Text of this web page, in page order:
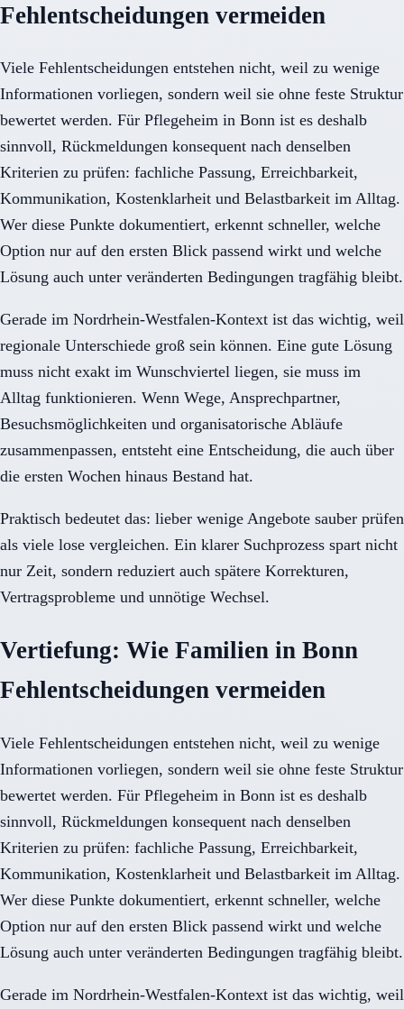
Fehlentscheidungen vermeiden
Viele Fehlentscheidungen entstehen nicht, weil zu wenige
Informationen vorliegen, sondern weil sie ohne feste Struktur
bewertet werden. Für Pflegeheim in Bonn ist es deshalb
sinnvoll, Rückmeldungen konsequent nach denselben
Kriterien zu prüfen: fachliche Passung, Erreichbarkeit,
Kommunikation, Kostenklarheit und Belastbarkeit im Alltag.
Wer diese Punkte dokumentiert, erkennt schneller, welche
Option nur auf den ersten Blick passend wirkt und welche
Lösung auch unter veränderten Bedingungen tragfähig bleibt.
Gerade im Nordrhein-Westfalen-Kontext ist das wichtig, weil
regionale Unterschiede groß sein können. Eine gute Lösung
muss nicht exakt im Wunschviertel liegen, sie muss im
Alltag funktionieren. Wenn Wege, Ansprechpartner,
Besuchsmöglichkeiten und organisatorische Abläufe
zusammenpassen, entsteht eine Entscheidung, die auch über
die ersten Wochen hinaus Bestand hat.
Praktisch bedeutet das: lieber wenige Angebote sauber prüfen
als viele lose vergleichen. Ein klarer Suchprozess spart nicht
nur Zeit, sondern reduziert auch spätere Korrekturen,
Vertragsprobleme und unnötige Wechsel.
Vertiefung: Wie Familien in Bonn
Fehlentscheidungen vermeiden
Viele Fehlentscheidungen entstehen nicht, weil zu wenige
Informationen vorliegen, sondern weil sie ohne feste Struktur
bewertet werden. Für Pflegeheim in Bonn ist es deshalb
sinnvoll, Rückmeldungen konsequent nach denselben
Kriterien zu prüfen: fachliche Passung, Erreichbarkeit,
Kommunikation, Kostenklarheit und Belastbarkeit im Alltag.
Wer diese Punkte dokumentiert, erkennt schneller, welche
Option nur auf den ersten Blick passend wirkt und welche
Lösung auch unter veränderten Bedingungen tragfähig bleibt.
Gerade im Nordrhein-Westfalen-Kontext ist das wichtig, weil